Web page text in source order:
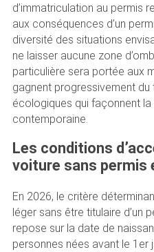
d’immatriculation au permis
aux conséquences d’un
diversité des situations
ne laisser aucune zone
particulière sera portée aux
gagnent progressivement du
écologiques qui façonnent la
contemporaine.
Les conditions
voiture sans permis
En 2026, le critère
léger sans être titulaire d’un
repose sur la date de
personnes nées avant le 1er